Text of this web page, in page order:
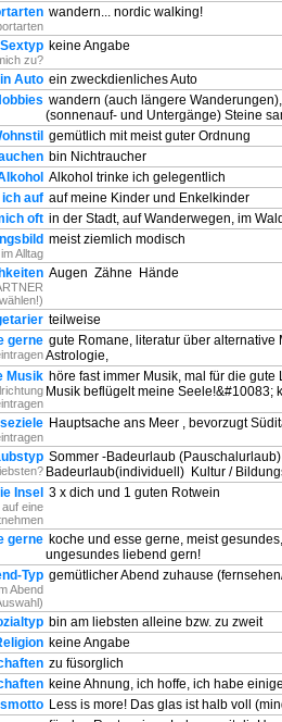
wandern... nordic walking!
zu?
keine Angabe
Auto ein zweckdienliches Auto
wandern (auch längere
(sonnenauf- und Untergänge) Steine
gemütlich mit meist guter Ordnung
bin Nichtraucher
Alkohol trinke ich gelegentlich
ich auf auf meine Kinder und Enkelkinder
oft in der Stadt, auf Wanderwegen, im
im Alltag
meist ziemlich modisch
Augen Zähne Hände
teilweise
gerne gute Romane, literatur über alternative
Astrologie,
Musik höre fast immer Musik, mal für die
Musik beflügelt meine Seele!&#10083;
Hauptsache ans Meer , bevorzugt
Sommer -Badeurlaub (Pauschalurlaub)
Badeurlaub(individuell) Kultur /
Insel
eine
3 x dich und 1 guten Rotwein
gerne koche und esse gerne, meist
ungesundes liebend gern!
Typ
Abend
gemütlicher Abend zuhause
bin am liebsten alleine bzw. zu zweit
keine Angabe
zu füsorglich
keine Ahnung, ich hoffe, ich habe
Less is more! Das glas ist halb voll